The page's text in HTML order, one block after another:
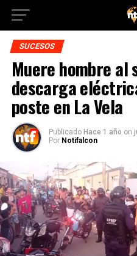
SUCESOS
Muere hombre al
descarga
poste en La Vela
Publicado Hace 1 año on
Por Notifalcon